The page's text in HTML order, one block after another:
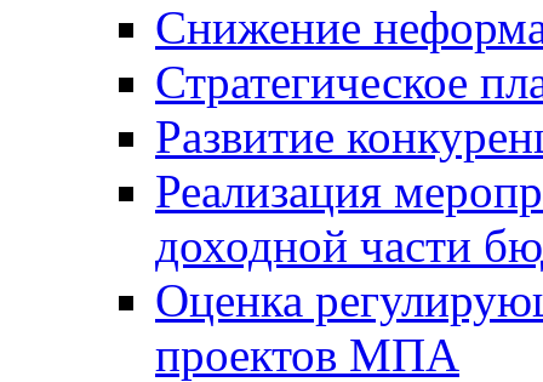
Снижение
Стратегическое
Развитие
Реализация
доходной части
Оценка
проектов МПА